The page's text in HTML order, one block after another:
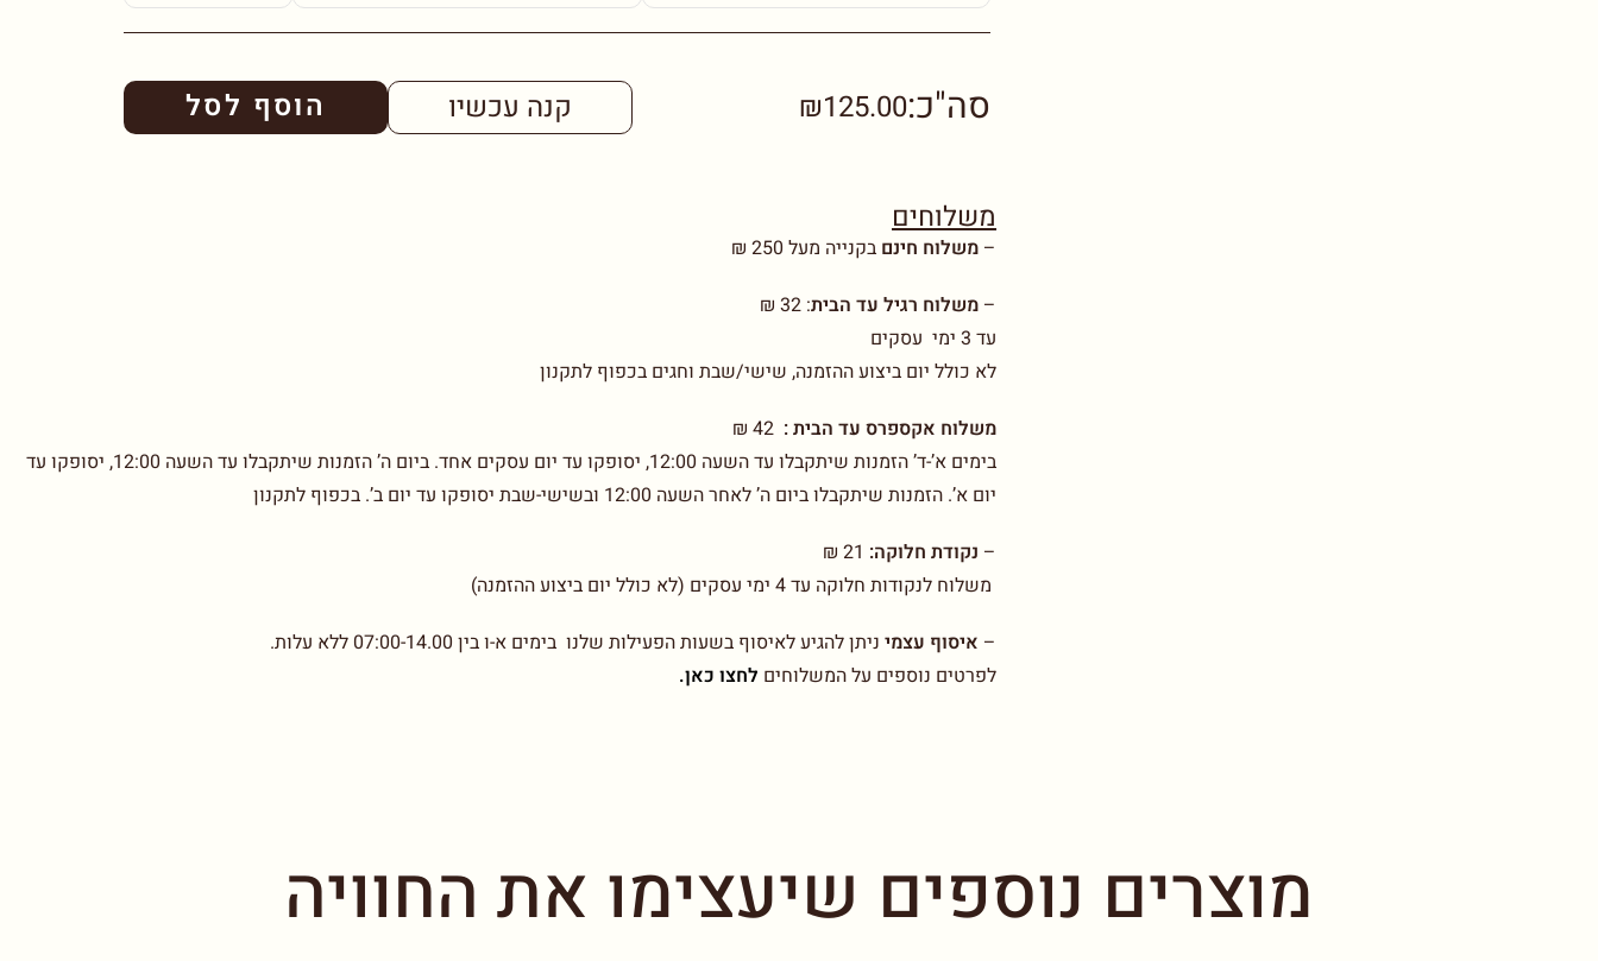
קנה עכשיו הוסף לסל סה"כ:₪125.00
משלוחים
– משלוח חינם בקנייה מעל 250 ₪
– משלוח רגיל עד הבית:
32 ₪
עד 3 ימי עסקים
לא כולל יום ביצוע ההזמנה, שישי/שבת וחגים בכפוף לתקנון
משלוח אקספרס עד הבית : 42 ₪
בימים א’-ד’ הזמנות שיתקבלו עד השעה 12:00, יסופקו עד יום עסקים אחד. ביום ה’ הזמנות שיתקבלו עד השעה 12:00, יסופקו עד
יום א’. הזמנות שיתקבלו ביום ה’ לאחר השעה 12:00 ובשישי-שבת יסופקו עד יום ב’. בכפוף לתקנון
– נקודת חלוקה: 21 ₪
משלוח לנקודות חלוקה עד 4 ימי עסקים (לא כולל יום ביצוע ההזמנה)
– איסוף עצמיניתן להגיע לאיסוף בשעות הפעילות שלנו בימים א-ו בין 07:00-14.00 ללא עלות.
לפרטים נוספים על המשלוחים לחצו כאן.
מוצרים נוספים שיעצימו את החוויה